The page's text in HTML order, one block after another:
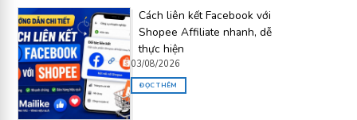
Cách liên kết Facebook với
Shopee Affiliate nhanh, dễ
thực hiện
03/08/2026
ĐỌC THÊM